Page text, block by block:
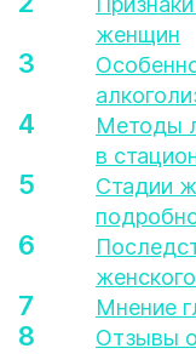
женщин
Методы
в
Стадии
Мнение
Отзывы